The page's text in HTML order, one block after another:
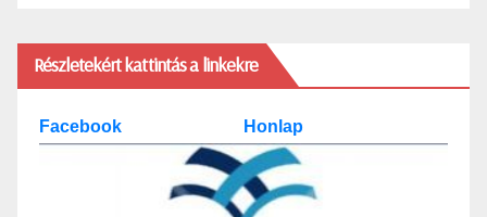
Részletekért kattintás a linkekre
Facebook Honlap